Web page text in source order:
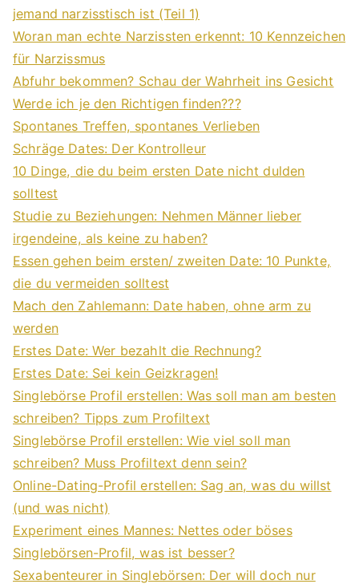
jemand narzisstisch ist (Teil 1)
Woran man echte Narzissten erkennt: 10 Kennzeichen
für Narzissmus
Abfuhr bekommen? Schau der Wahrheit ins Gesicht
Werde ich je den Richtigen finden???
Spontanes Treffen, spontanes Verlieben
Schräge Dates: Der Kontrolleur
10 Dinge, die du beim ersten Date nicht dulden
solltest
Studie zu Beziehungen: Nehmen Männer lieber
irgendeine, als keine zu haben?
Essen gehen beim ersten/ zweiten Date: 10 Punkte,
die du vermeiden solltest
Mach den Zahlemann: Date haben, ohne arm zu
werden
Erstes Date: Wer bezahlt die Rechnung?
Erstes Date: Sei kein Geizkragen!
Singlebörse Profil erstellen: Was soll man am besten
schreiben? Tipps zum Profiltext
Singlebörse Profil erstellen: Wie viel soll man
schreiben? Muss Profiltext denn sein?
Online-Dating-Profil erstellen: Sag an, was du willst
(und was nicht)
Experiment eines Mannes: Nettes oder böses
Singlebörsen-Profil, was ist besser?
Sexabenteurer in Singlebörsen: Der will doch nur